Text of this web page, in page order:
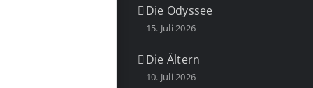
Die Odyssee
15. Juli 2026
Die Ältern
10. Juli 2026